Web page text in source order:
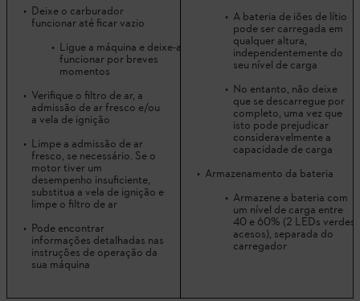
Deixe o carburador
funcionar até ficar vazio
Ligue a máquina e deixe-a
funcionar por breves
momentos
Verifique o filtro de ar, a
admissão de ar fresco e/ou
a vela de ignição
Limpe a admissão de ar
fresco, se necessário. Se o
motor tiver um
desempenho insuficiente,
substitua a vela de ignição e
limpe o filtro de ar
Pode encontrar
informações detalhadas nas
instruções de operação da
sua máquina
A bateria de iões de lítio
pode ser carregada em
qualquer altura,
independentemente do
seu nível de carga
No entanto, não deixe
que se descarregue por
completo, uma vez que
isto pode prejudicar
consideravelmente a
capacidade de carga
Armazenamento da bateria
Armazene a bateria com
um nível de carga entre
40 e 60% (2 LEDs verdes
acesos), separada do
carregador